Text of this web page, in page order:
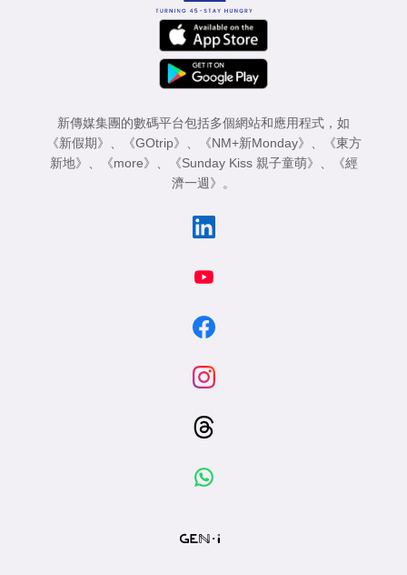
新傳媒集團的數碼平台包括多個網站和應用程式，如
《新假期》 、 《GOtrip》 、 《NM+新Monday》 、
《東方
新地》 、 《more》 、 《Sunday Kiss 親子童萌》 、
《經
濟一週》 。